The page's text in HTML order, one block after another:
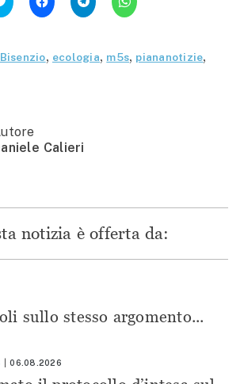
qui
Twitter
(Si
per
condividere
apre
per
condividere
(Si
apre
per
apre
, ecologia, m5s, piananotizie,
Calieri
notizia è offerta da:
sullo stesso argomento...
06.08.2026